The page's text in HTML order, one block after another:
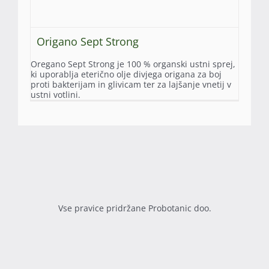
Origano Sept Strong
Oregano Sept Strong je 100 % organski ustni sprej,
ki uporablja eterično olje divjega origana za boj
proti bakterijam in glivicam ter za lajšanje vnetij v
ustni votlini.
Vse pravice pridržane Probotanic doo.